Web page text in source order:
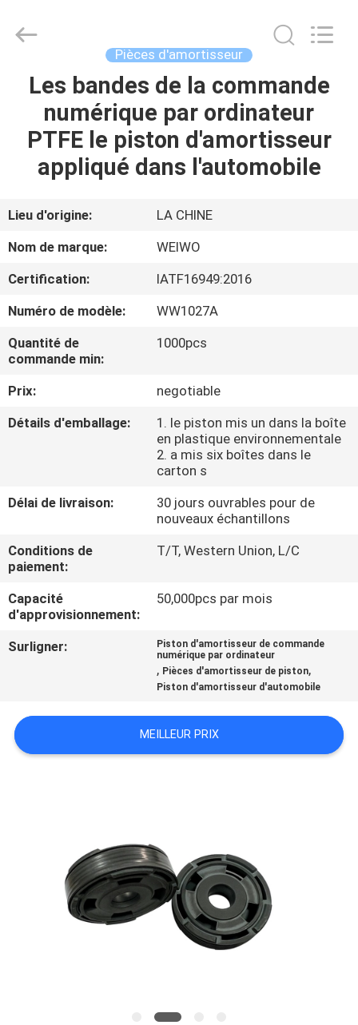
MAISON
PRODUITS
SUJET
DE
NOUS
VISITE
D'USINE
CONTRÔLE
DE
CONTACTEZ-
DEMANDEZ
UNE
CITATION
DU
SITE
Fournisseur.
Copyright
Electromechanical
Pièces d'amortisseur
Les bandes de la commande
numérique par ordinateur
PTFE le piston d'amortisseur
appliqué dans l'automobile
Lieu d'origine:
LA CHINE
Nom de marque:
WEIWO
Certification:
IATF16949:2016
Numéro de modèle:
WW1027A
Quantité de
commande min:
1000pcs
Prix:
negotiable
Détails d'emballage:
1. le piston mis un dans la boîte
en plastique environnementale
2. a mis six boîtes dans le
carton s
Délai de livraison:
30 jours ouvrables pour de
nouveaux échantillons
Conditions de
paiement:
T/T, Western Union, L/C
Capacité
d'approvisionnement:
50,000pcs par mois
Surligner:
Piston d'amortisseur de commande
numérique par ordinateur
, Pièces d'amortisseur de piston,
Piston d'amortisseur d'automobile
MEILLEUR PRIX